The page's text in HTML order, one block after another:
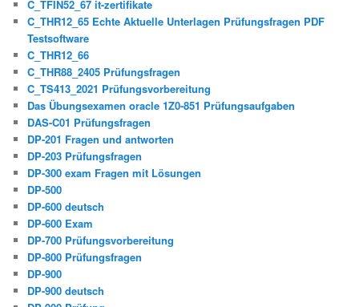
C_TFIN52_67 it-zertifikate
C_THR12_65 Echte Aktuelle Unterlagen Prüfungsfragen PDF
Testsoftware
C_THR12_66
C_THR88_2405 Prüfungsfragen
C_TS413_2021 Prüfungsvorbereitung
Das Übungsexamen oracle 1Z0-851 Prüfungsaufgaben
DAS-C01 Prüfungsfragen
DP-201 Fragen und antworten
DP-203 Prüfungsfragen
DP-300 exam Fragen mit Lösungen
DP-500
DP-600 deutsch
DP-600 Exam
DP-700 Prüfungsvorbereitung
DP-800 Prüfungsfragen
DP-900
DP-900 deutsch